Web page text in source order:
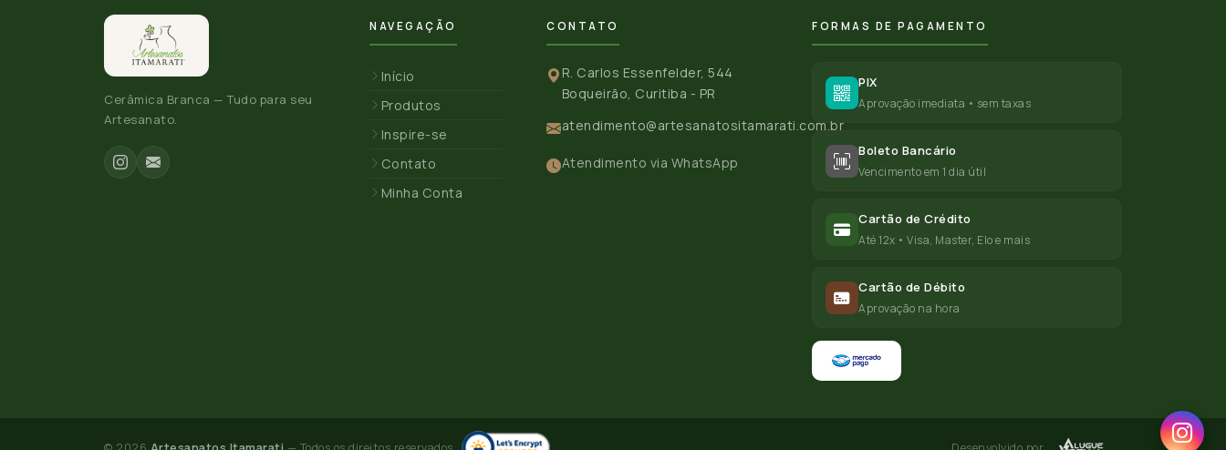
Cerâmica Branca — Tudo para seu
Artesanato.
NAVEGAÇÃO
Início
Produtos
Inspire-se
Contato
Minha Conta
CONTATO
R. Carlos Essenfelder, 544
Boqueirão, Curitiba - PR
atendimento@artesanatositamarati.com.br
Atendimento via WhatsApp
FORMAS DE PAGAMENTO
PIX
Aprovação imediata • sem taxas
Boleto Bancário
Vencimento em 1 dia útil
Cartão de Crédito
Até 12x • Visa, Master, Elo e mais
Cartão de Débito
Aprovação na hora